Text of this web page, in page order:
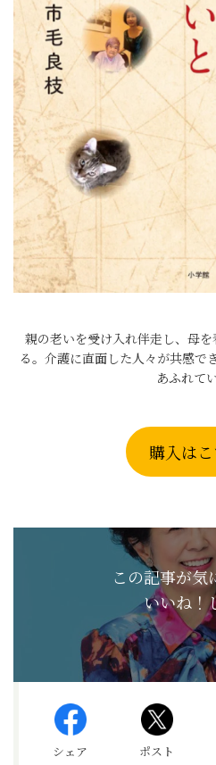
親の老いを受け入れ伴走し、母
る。介護に直面した人々が共感で
あふれて
購入は
この記事が気
いいね！
シェア ポスト